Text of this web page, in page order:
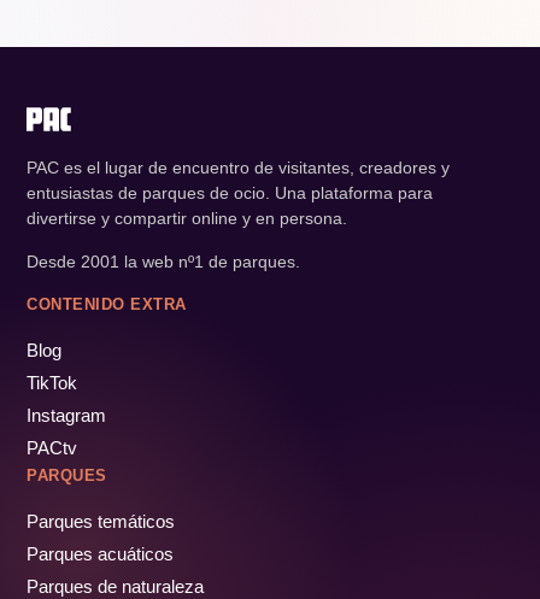
PAC es el lugar de encuentro de visitantes, creadores y
entusiastas de parques de ocio. Una plataforma para
divertirse y compartir online y en persona.
Desde 2001 la web nº1 de parques.
CONTENIDO EXTRA
Blog
TikTok
Instagram
PACtv
PARQUES
Parques temáticos
Parques acuáticos
Parques de naturaleza